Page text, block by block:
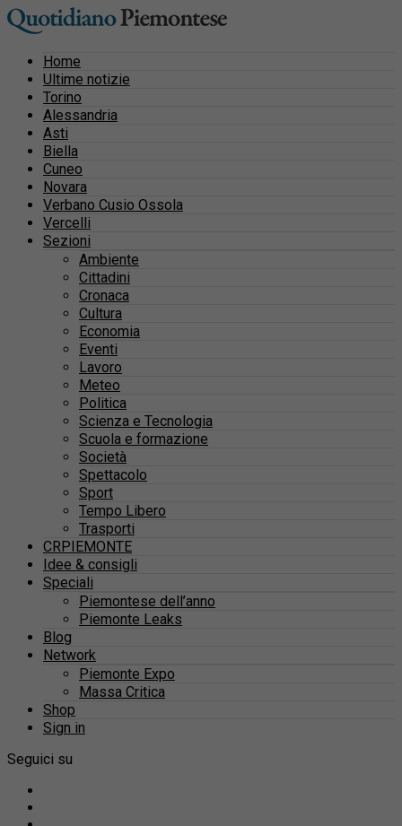
Home
Ultime notizie
Torino
Alessandria
Asti
Biella
Cuneo
Novara
Verbano Cusio Ossola
Vercelli
Sezioni
Ambiente
Cittadini
Cronaca
Cultura
Economia
Eventi
Lavoro
Meteo
Politica
Scienza e Tecnologia
Scuola e formazione
Società
Spettacolo
Sport
Tempo Libero
Trasporti
CRPIEMONTE
Idee & consigli
Speciali
Piemontese dell’anno
Piemonte Leaks
Blog
Network
Piemonte Expo
Massa Critica
Shop
Sign in
Seguici su